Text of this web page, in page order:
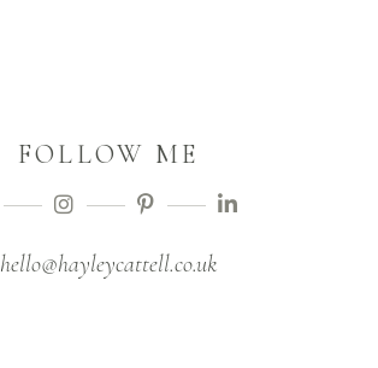
FOLLOW ME
hello@hayleycattell.co.uk